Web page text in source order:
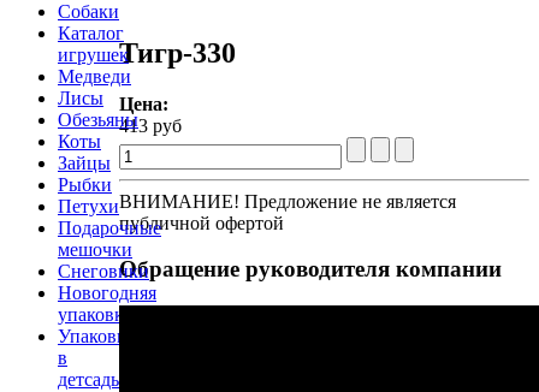
Тигр-330
Цена:
413 руб
ВНИМАНИЕ! Предложение не является
публичной офертой
Обращениеруководителя компании
Собаки
Каталог
игрушек
Медведи
Лисы
Обезьяны
Коты
Зайцы
Рыбки
Петухи
Подарочные
мешочки
Снеговики
Новогодняя
упаковка
Упаковка
в
детсады